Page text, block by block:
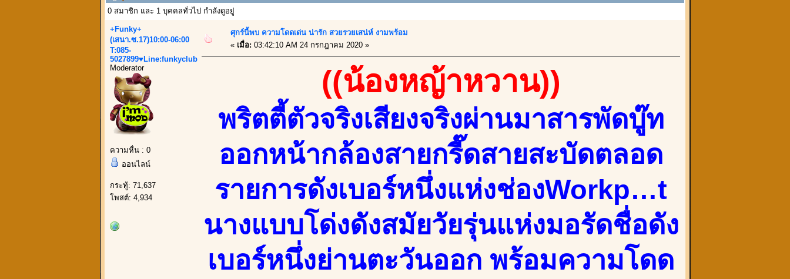
0 สมาชิก และ 1 บุคคลทั่วไป กำลังดูอยู่
+Funky+
(เสนา.ซ.17)10:00-06:00
T:085-
5027899♥Line:funkyclub
Moderator
ความหื่น : 0
ออนไลน์
กระทู้: 71,637
โพสต์: 4,934
ศุกร์นี้พบ ความโดดเด่น น่ารัก สวยรวยเสน่ห์ งามพร้อม
« เมื่อ: 03:42:10 AM 24 กรกฎาคม 2020 »
((น้องหญ้าหวาน))
พริตตี้ตัวจริงเสียงจริงผ่านมาสารพัดบู๊ท
ออกหน้ากล้องสายกรี๊ดสายสะบัดตลอด
รายการดังเบอร์หนึ่งแห่งช่องWorkp…t
นางแบบโด่งดังสมัยวัยรุ่นแห่งมอรัดชื่อดัง
เบอร์หนึ่งย่านตะวันออก พร้อมความโดด